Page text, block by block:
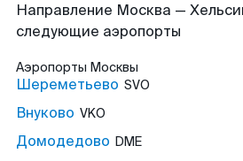
Направление Москва —
следующие аэропорты
Аэропорты Москвы
Шереметьево SVO
Внуково VKO
Домодедово DME